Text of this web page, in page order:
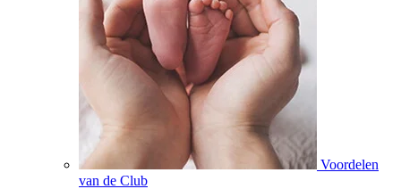
Voordelen
van de Club